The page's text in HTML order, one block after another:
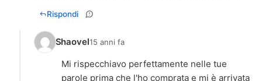
Rispondi
Shaovel15 anni fa
Mi rispecchiavo perfettamente nelle tue
parole prima che l'ho comprata e mi è arrivata